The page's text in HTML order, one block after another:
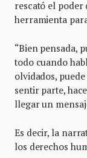
rescató el
herramienta
“Bien pensada,
todo cuando
olvidados,
sentir parte,
llegar un
Es decir, la
los derechos